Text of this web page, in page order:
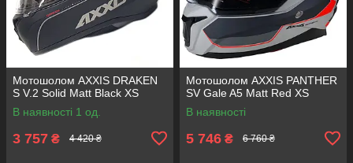
Мотошолом AXXIS DRAKEN
S V.2 Solid Matt Black XS
В наявності 1 од.
3 757 ₴ 4 420 ₴
Мотошолом AXXIS PANTHER
SV Gale A5 Matt Red XS
В наявності
5 746 ₴ 6 760 ₴